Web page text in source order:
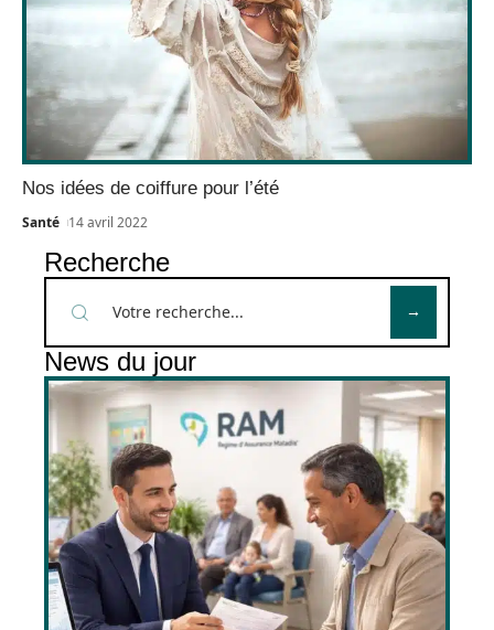
Nos idées de coiffure pour l’été
Santé 14 avril 2022
Recherche
News du jour